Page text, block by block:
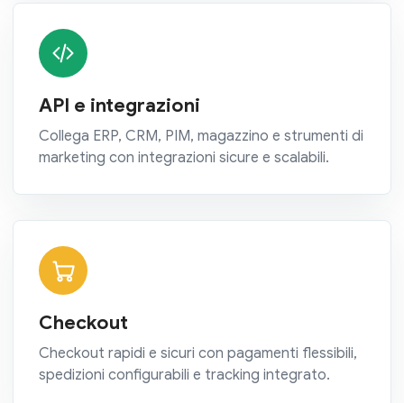
API e integrazioni
Collega ERP, CRM, PIM, magazzino e strumenti di
marketing con integrazioni sicure e scalabili.
Checkout
Checkout rapidi e sicuri con pagamenti flessibili,
spedizioni configurabili e tracking integrato.